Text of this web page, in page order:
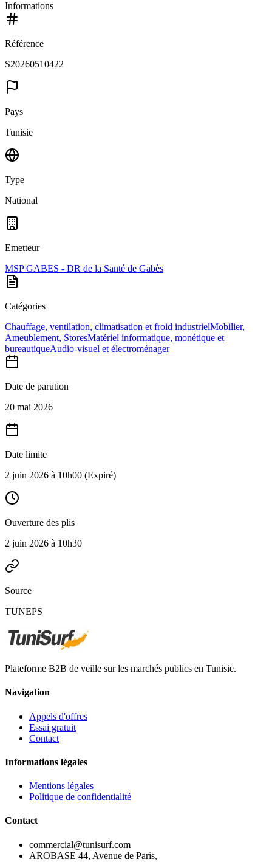
Informations
Référence
S20260510422
Pays
Tunisie
Type
National
Emetteur
MSP GABES - DR de la Santé de Gabès
Catégories
Chauffage, ventilation, climatisation et froid industrielMobilier,
Ameublement, StoresMatériel informatique, monétique et
bureautiqueAudio-visuel et électroménager
Date de parution
20 mai 2026
Date limite
2 juin 2026 à 10h00 (Expiré)
Ouverture des plis
2 juin 2026 à 10h30
Source
TUNEPS
Plateforme B2B de veille sur les marchés publics en Tunisie.
Navigation
Appels d'offres
Essai gratuit
Contact
Informations légales
Mentions légales
Politique de confidentialité
Contact
commercial@tunisurf.com
AROBASE 44, Avenue de Paris,